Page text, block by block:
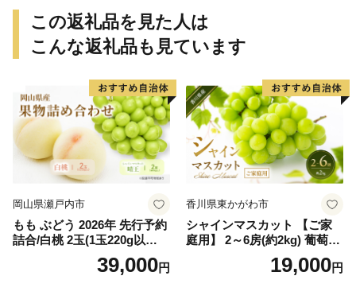
この返礼品を見た人は
こんな返礼品も見ています
岡山県瀬戸内市
もも ぶどう 2026年 先行予約
詰合/白桃 2玉(1玉220g以
上)・シャインマスカット 晴
39,000円
香川県東かがわ市
シャインマスカット 【ご家
庭用】 2～6房(約2kg) 葡萄 ぶ
どう ブドウ フルーツ 果物 く
だもの 果実 旬の果物 旬のフ
19,000円